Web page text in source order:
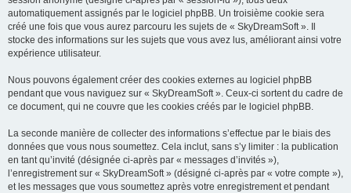
automatiquement assignés par le logiciel phpBB. Un troisième cookie sera
créé une fois que vous aurez parcouru les sujets de « SkyDreamSoft ». Il
stocke des informations sur les sujets que vous avez lus, améliorant ainsi votre
expérience utilisateur.
Nous pouvons également créer des cookies externes au logiciel phpBB
pendant que vous naviguez sur « SkyDreamSoft ». Ceux-ci sortent du cadre de
ce document, qui ne couvre que les cookies créés par le logiciel phpBB.
La seconde manière de collecter des informations s’effectue par le biais des
données que vous nous soumettez. Cela inclut, sans s’y limiter : la publication
en tant qu’invité (désignée ci-après par « messages d’invités »),
l’enregistrement sur « SkyDreamSoft » (désigné ci-après par « votre compte »),
et les messages que vous soumettez après votre enregistrement et pendant